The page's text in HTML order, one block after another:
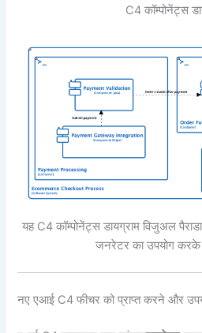
C4 कॉम्पोनेंट्स
यह C4 कॉम्पोनेंट्स डायग्राम विजुअल
जनरेटर का उपयोग करके
नए एआई C4 फीचर को प्राप्त करने और